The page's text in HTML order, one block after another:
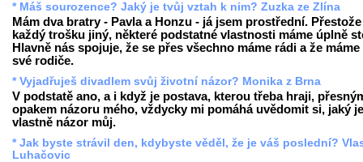
* Máš sourozence? Jaký je tvůj vztah k nim? Zuzka ze Zlína
Mám dva bratry - Pavla a Honzu - já jsem prostřední.
každý trošku jiný, některé podstatné vlastnosti máme úplně
Hlavně nás spojuje, že se přes všechno máme rádi a že
své rodiče.
* Vyjadřuješ divadlem svůj životní názor? Monika z Brna
V podstatě ano, a i když je postava, kterou třeba hraji,
opakem názoru mého, vždycky mi pomáhá uvědomit si, jaký je
vlastně názor můj.
* Jak byste strávil den, kdybyste věděl, že je váš poslední?
Luhačovic